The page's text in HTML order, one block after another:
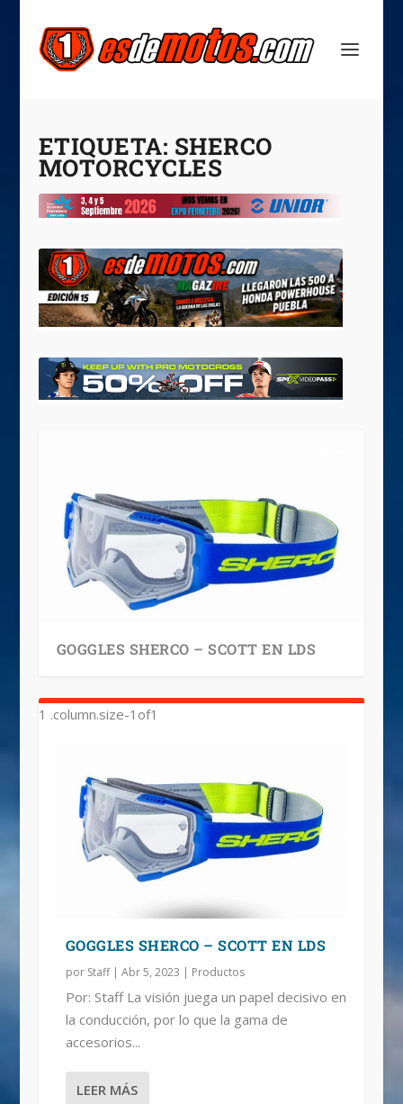
ETIQUETA: SHERCO
MOTORCYCLES
GOGGLES SHERCO – SCOTT EN LDS
GOGGLES SHERCO – SCOTT EN LDS
por Staff| Abr 5, 2023 | Productos
Por: Staff La visión juega un papel decisivo en
la conducción, por lo que la gama de
accesorios...
LEER MÁS